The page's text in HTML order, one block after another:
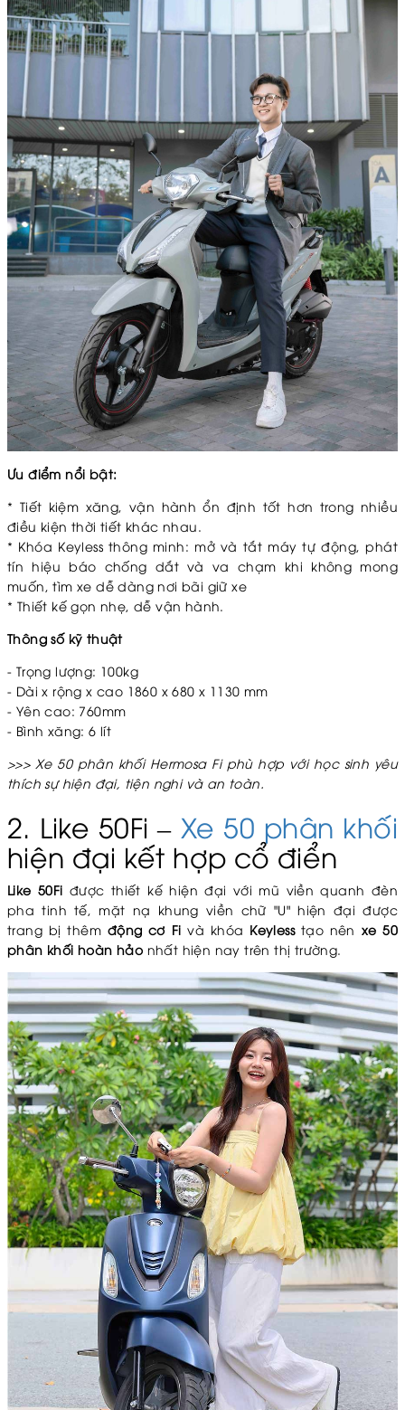
Ưu điểm nổi bật:
* Tiết kiệm xăng, vận hành ổn định tốt hơn trong nhiều
điều kiện thời tiết khác nhau.
* Khóa Keyless thông minh: mở và tắt máy tự động, phát
tín hiệu báo chống dắt và va chạm khi không mong
muốn, tìm xe dễ dàng nơi bãi giữ xe
* Thiết kế gọn nhẹ, dễ vận hành.
Thông số kỹ thuật
- Trọng lượng: 100kg
- Dài x rộng x cao 1860 x 680 x 1130 mm
- Yên cao: 760mm
- Bình xăng: 6 lít
>>> Xe 50 phân khối Hermosa Fi phù hợp với học sinh yêu
thích sự hiện đại, tiện nghi và an toàn.
2. Like 50Fi – Xe 50 phân khối
hiện đại kết hợp cổ điển
Like 50Fi được thiết kế hiện đại với mũ viền quanh đèn
pha tinh tế, mặt nạ khung viền chữ "U" hiện đại được
trang bị thêm động cơ Fi và khóa Keylesstạo nên xe 50
phân khối hoàn hảo nhất hiện nay trên thị trường.